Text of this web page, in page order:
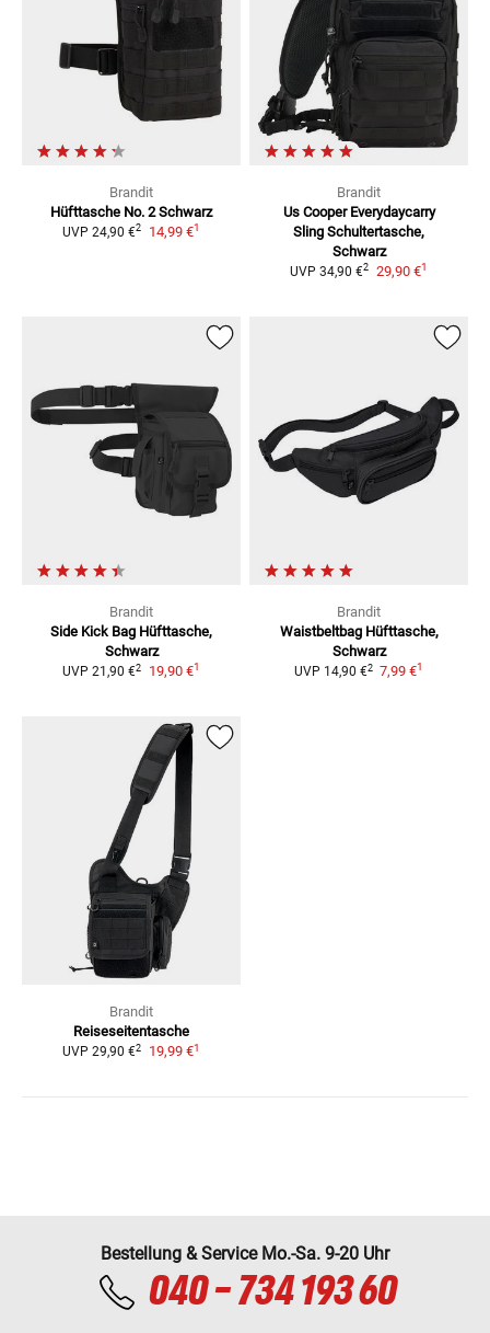
Brandit
Hüfttasche No. 2 Schwarz
UVP 24,90 €2 14,99 €1
Brandit
Us Cooper Everydaycarry
Sling Schultertasche,
Schwarz
UVP 34,90 €2 29,90 €1
Brandit
Side Kick Bag Hüfttasche,
Schwarz
UVP 21,90 €2 19,90 €1
Brandit
Waistbeltbag Hüfttasche,
Schwarz
UVP 14,90 €2 7,99 €1
Brandit
Reiseseitentasche
UVP 29,90 €2 19,99 €1
Bestellung & Service Mo.-Sa. 9-20 Uhr
040 - 734 193 60